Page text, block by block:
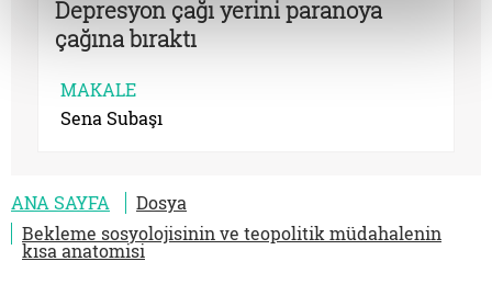
Depresyon çağı yerini paranoya
çağına bıraktı
MAKALE
Sena Subaşı
ANA SAYFA
Dosya
Bekleme sosyolojisinin ve teopolitik müdahalenin
kısa anatomisi